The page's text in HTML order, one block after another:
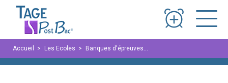
Accueil Les Ecoles Banques d'épreuves
Panneau de gestion des cookies